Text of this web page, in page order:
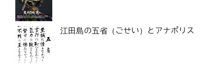
江田島の五省（ごせい）とアナポリス